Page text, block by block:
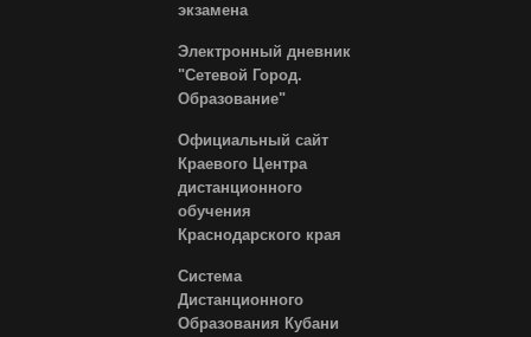
экзамена
Электронный дневник
"Сетевой Город.
Образование"
Официальный сайт
Краевого Центра
дистанционного
обучения
Краснодарского края
Система
Дистанционного
Образования Кубани